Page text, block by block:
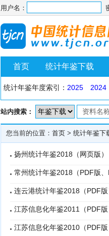
用户名：
首页 统计年鉴下载
统计年鉴年度索引： 2025 2024
站内搜索：
您当前的位置： 首页 > 统计年鉴下
扬州统计年鉴2018（网页版）
常州统计年鉴2018（PDF版、
连云港统计年鉴2018（PDF版
江苏信息化年鉴2011（PDF版
江苏信息化年鉴2010（PDF版